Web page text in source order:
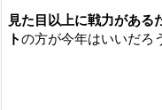
見た目以上に戦力がある
トの方が今年はいいだろ